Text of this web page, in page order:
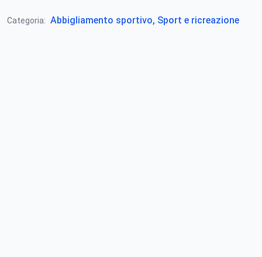
Categoria: Abbigliamento sportivo, Sport e ricreazione